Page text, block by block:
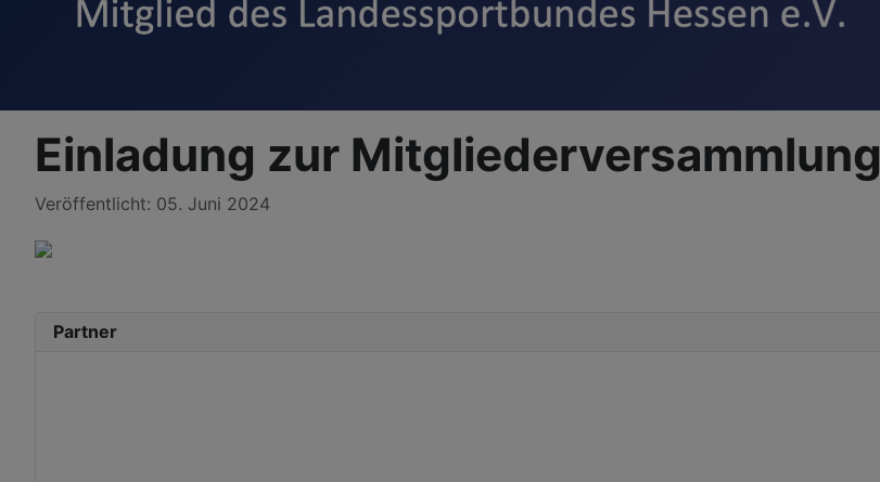
Einladung zur Mitgliederversammlung
Details
Veröffentlicht: 05. Juni 2024
Partner